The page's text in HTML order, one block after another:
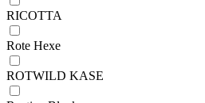
RICOTTA
Rote Hexe
ROTWILD KASE